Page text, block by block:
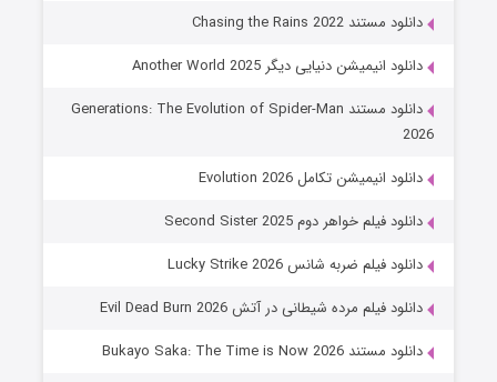
جادوگری در مغولستان
دانلود مستند Chasing the Rains 2022
دانلود انیمیشن دنیایی دیگر Another World 2025
دانلود مستند Generations: The Evolution of Spider-Man
2026
دانلود انیمیشن تکامل Evolution 2026
دانلود فیلم خواهر دوم Second Sister 2025
دانلود فیلم ضربه شانس Lucky Strike 2026
دانلود فیلم مرده شیطانی در آتش Evil Dead Burn 2026
دانلود مستند Bukayo Saka: The Time is Now 2026